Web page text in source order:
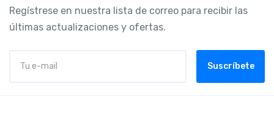
Regístrese en nuestra lista de correo para recibir las
últimas actualizaciones y ofertas.
Suscríbete